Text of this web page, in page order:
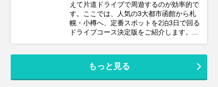
えて片道ドライブで周遊するのが効率的で
す。ここでは、人気の3大都市函館から札
幌・小樽へ、定番スポットを2泊3日で回る
ドライブコース決定版をご紹介します。...
もっと見る